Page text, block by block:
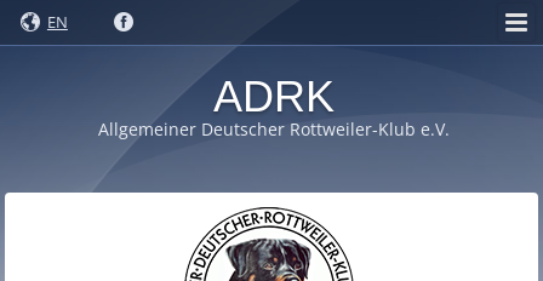
EN
ADRK
Allgemeiner Deutscher Rottweiler-Klub e.V.